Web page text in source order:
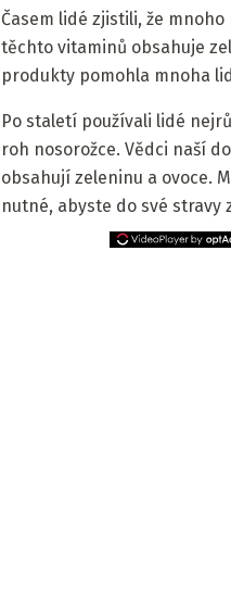
Časem lidé zjistili, že
těchto vitaminů obsahuje
produkty pomohla mnoha
Po staletí používali lidé
roh nosorožce. Vědci naší
obsahují zeleninu a ovoce.
nutné, abyste do své